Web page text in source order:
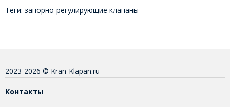
Теги: запорно-регулирующие клапаны
2023-2026 © Kran-Klapan.ru
Контакты